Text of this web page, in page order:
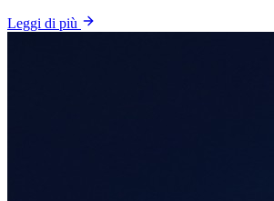
Leggi di più